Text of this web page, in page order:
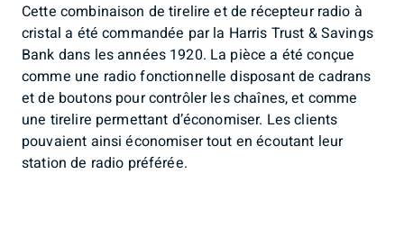
Cette combinaison de tirelire et de récepteur radio à
cristal a été commandée par la Harris Trust & Savings
Bank dans les années 1920. La pièce a été conçue
comme une radio fonctionnelle disposant de cadrans
et de boutons pour contrôler les chaînes, et comme
une tirelire permettant d’économiser. Les clients
pouvaient ainsi économiser tout en écoutant leur
station de radio préférée.